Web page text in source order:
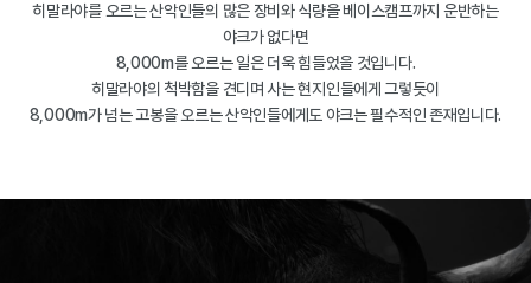
히말라야를 오르는 산악인들의 많은 장비와 식량을 베이스캠프까지 운반하는
야크가 없다면
8,000m를 오르는 일은 더욱 힘들었을 것입니다.
히말라야의 척박함을 견디며 사는 현지인들에게 그렇듯이
8,000m가 넘는 고봉을 오르는 산악인들에게도 야크는 필수적인 존재입니다.